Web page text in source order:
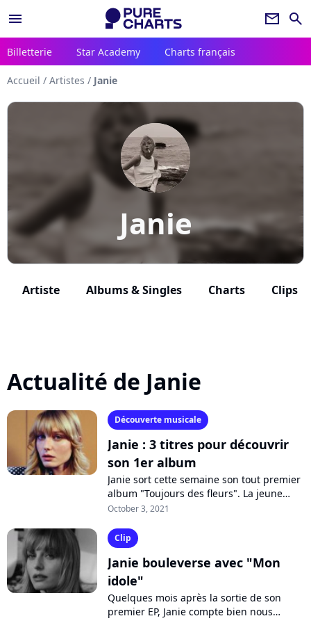
menu newsletter search
Billetterie Star Academy Charts français
Accueil / Artistes / Janie
Janie
Artiste Albums & Singles Charts Clips
Actualité de Janie
Découverte musicale
Janie : 3 titres pour découvrir
son 1er album
Janie sort cette semaine son tout premier
album "Toujours des fleurs". La jeune
chanteuse fait revivre l'âge d'or de la
October 3, 2021
Clip
Janie bouleverse avec "Mon
idole"
Quelques mois après la sortie de son
premier EP, Janie compte bien nous